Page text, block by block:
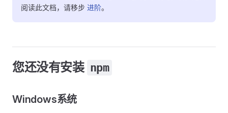
阅读此文档，请移步 进阶。
您还没有安装 npm
Windows系统